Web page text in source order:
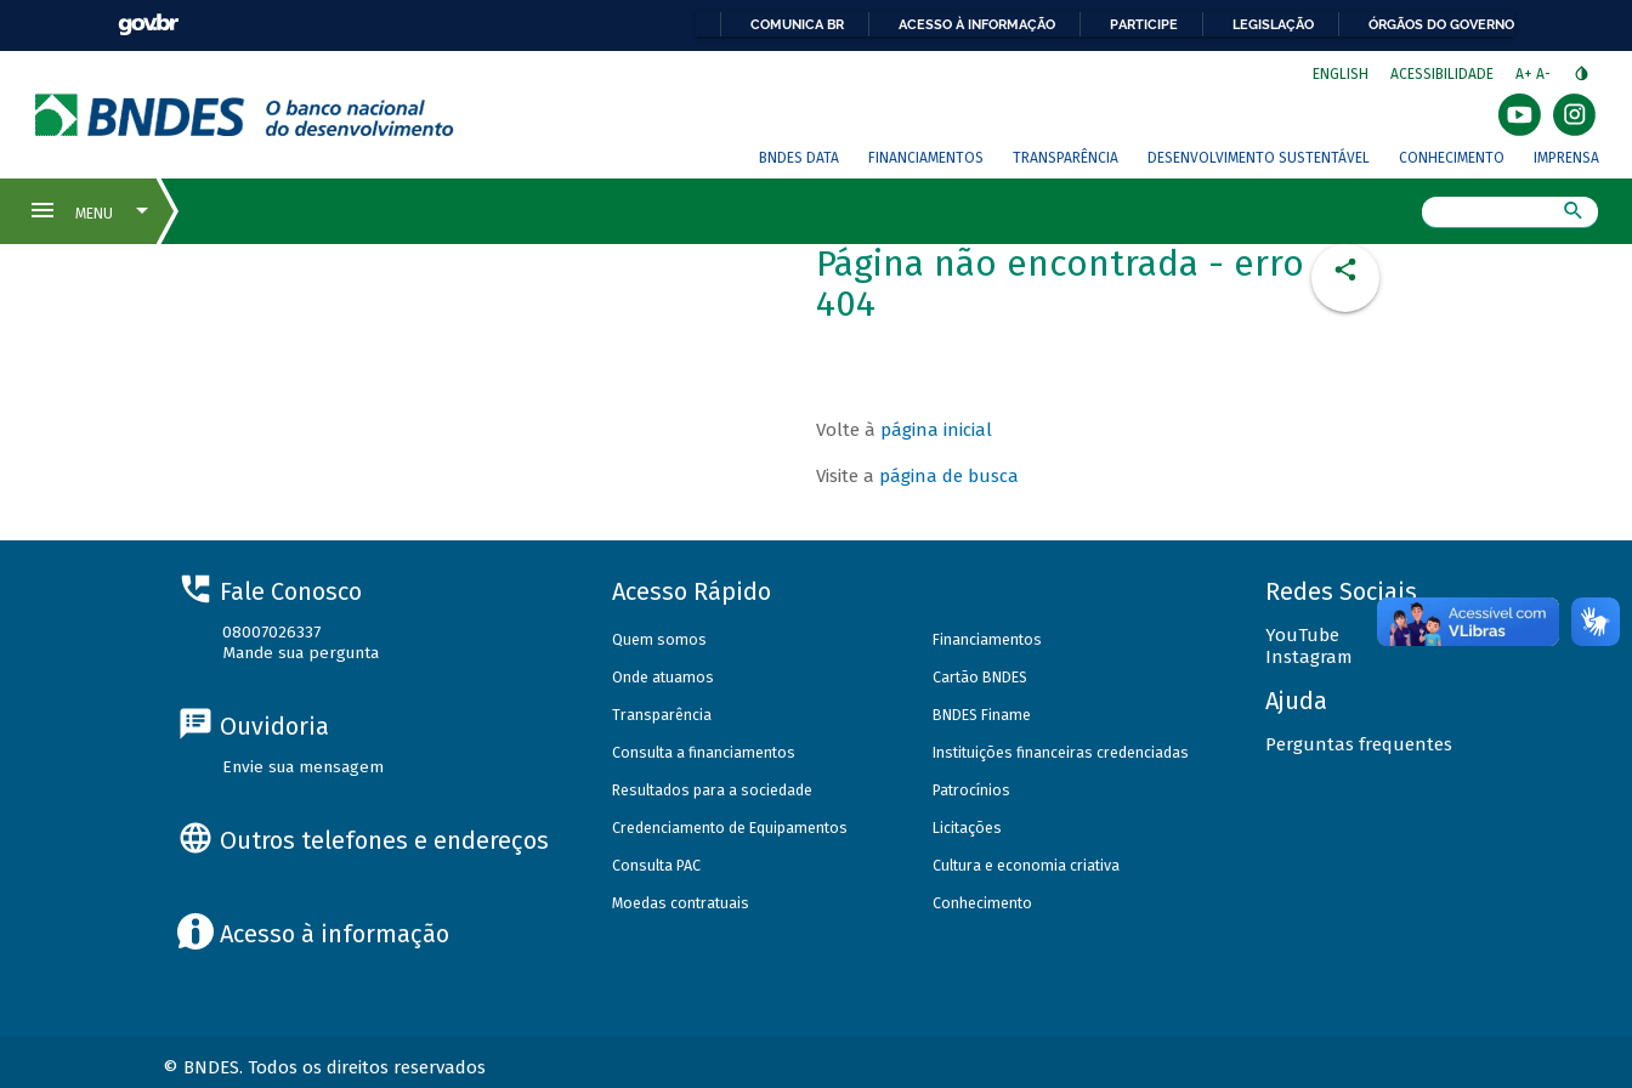
COMUNICA BR ACESSO À INFORMAÇÃO PARTICIPE LEGISLAÇÃO ÓRGÃOS DO GOVERNO
ENGLISH ACESSIBILIDADE A+ A-
BNDES DATA FINANCIAMENTOS TRANSPARÊNCIA DESENVOLVIMENTO SUSTENTÁVEL CONHECIMENTO IMPRENSA
Página não encontrada - erro
404
Volte à página inicial
Visite a página de busca
Fale Conosco
08007026337
Mande sua pergunta
Ouvidoria
Envie sua mensagem
Outros telefones e endereços
Acesso à informação
Acesso Rápido
Quem somos
Onde atuamos
Transparência
Consulta a financiamentos
Resultados para a sociedade
Credenciamento de Equipamentos
Consulta PAC
Moedas contratuais
Financiamentos
Cartão BNDES
BNDES Finame
Instituições financeiras credenciadas
Patrocínios
Licitações
Cultura e economia criativa
Conhecimento
Redes Sociais
YouTube
Instagram
Ajuda
Perguntas frequentes
© BNDES. Todos os direitos reservados